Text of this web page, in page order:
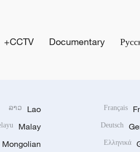
Documentary
CCTV+
Français
Deutsch
Ελληνικά
Lao
ລາວ
Malay
Mongolian